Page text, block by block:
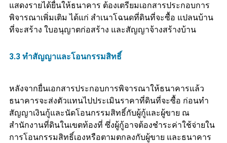
แสดงรายได้ยื่นให้ธนาคาร ต้องเตรียมเอกสารประกอบการ
พิจารณาเพิ่มเติม ได้แก่ สำเนาโฉนดที่ดินที่จะซื้อ แปลนบ้าน
ที่จะสร้าง ใบอนุญาตก่อสร้าง และสัญญาจ้างสร้างบ้าน
3.3 ทำสัญญาและโอนกรรมสิทธิ์
หลังจากยื่นเอกสารประกอบการพิจารณาให้ธนาคารแล้ว
ธนาคารจะส่งตัวแทนไปประเมินราคาที่ดินที่จะซื้อ ก่อนทำ
สัญญาเงินกู้และนัดโอนกรรมสิทธิ์กับผู้กู้และผู้ขาย ณ
สำนักงานที่ดินในเขตท้องที่ ซึ่งผู้กู้อาจต้องชำระค่าใช้จ่ายใน
การโอนกรรมสิทธิ์เองหรือตามตกลงกับผู้ขาย และธนาคาร